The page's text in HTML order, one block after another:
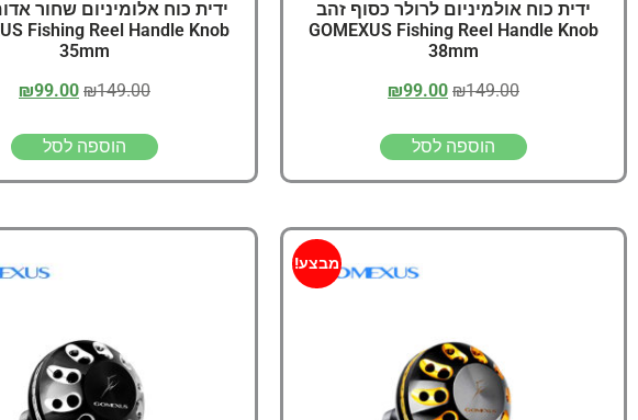
ידית כוח אולמיניום לרולר כסוף זהב
GOMEXUS Fishing Reel Handle Knob
38mm
₪149.00
₪99.00
הוספה לסל
ידית כוח אלומיניום שחור
Fishing Reel Handle Knob
35mm
₪149.00
₪99.00
הוספה לסל
מבצע!